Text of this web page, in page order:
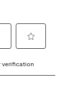
to
rate
verification